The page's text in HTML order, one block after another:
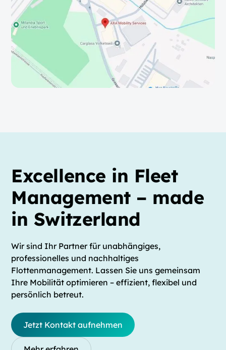
Excellence in Fleet
Management – made
in Switzerland
Wir sind Ihr Partner für unabhängiges,
professionelles und nachhaltiges
Flottenmanagement. Lassen Sie uns gemeinsam
Ihre Mobilität optimieren – effizient, flexibel und
persönlich betreut.
Jetzt Kontakt aufnehmen